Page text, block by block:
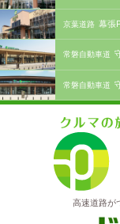
京葉道路 幕張
常磐自動車道
常磐自動車道
高速道路が